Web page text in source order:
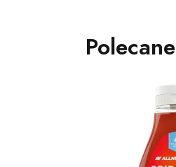
Polecane